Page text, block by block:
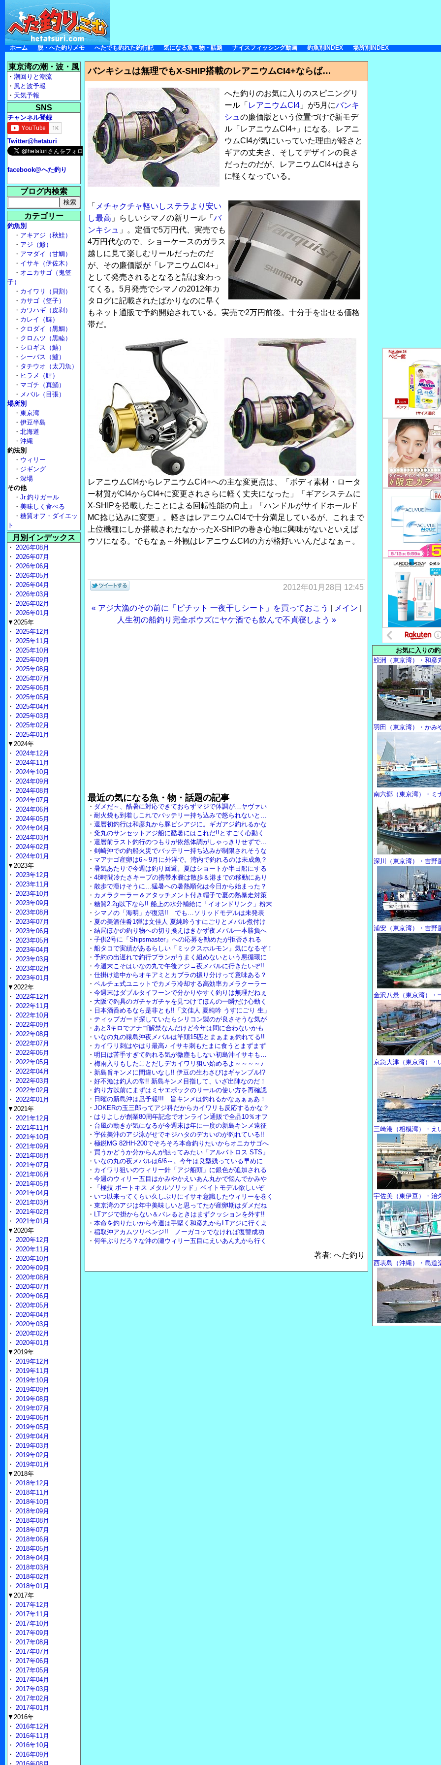
ホーム 脱・へた釣りメモ へたでも釣れた釣行記 気になる魚・物・話題 ナイスフィッシング動画 釣魚別INDEX 場所別INDEX
バンキシュは無理でもX-SHIP搭載のレアニウムCI4+ならば…
へた釣りのお気に入りのスピニングリ
ール「 レアニウムCI4 」が5月にバンキ
シュ の廉価版という位置づけで新モデ
ル「レアニウムCI4+」になる。レアニ
ウムCI4が気にいっていた理由が軽さと
ギアの丈夫さ、そしてデザインの良さ
だったのだが、レアニウムCI4+はさら
に軽くなっている。
「 メチャクチャ軽いしステラより安い
し最高 」らしいシマノの新リール「 バ
ンキシュ 」。定価で5万円代、実売でも
4万円代なので、ショーケースのガラス
越しに見て楽しむリールだったのだ
が、その廉価版が「レアニウムCI4+」
として発売されるとなると話は変わっ
てくる。5月発売でシマノの2012年カ
タログに記載されたばかりなのに早く
もネット通販で予約開始されている。実売で2万円前後。十分手を出せる価格
帯だ。
レアニウムCI4からレアニウムCi4+への主な変更点は、「ボディ素材・ロータ
ー材質がCI4からCI4+に変更されさらに軽く丈夫になった」「ギアシステムに
X-SHIPを搭載したことによる回転性能の向上」「ハンドルがサイドホールド
MC捻じ込みに変更」。軽さはレアニウムCI4で十分満足しているが、これまで
上位機種にしか搭載されたなかったX-SHIPの巻き心地に興味がないといえば
ウソになる。でもなぁ～外観はレアニウムCI4の方が格好いいんだよなぁ～。
2012年01月28日 12:45
« アジ大漁のその前に「ピチット 一夜干しシート」を買っておこう メイン
人生初の船釣り完全ボウズにヤケ酒でも飲んで不貞寝しよう »
最近の気になる魚・物・話題の記事
・ ダメだ～、酷暑に対応できておらずマジで体調が…ヤヴァい
・ 耐火袋も到着しこれでバッテリー持ち込みで怒られないと…
・ 還暦初釣行は和彦丸から豚ビシアジに。ギガアジ釣れるかな
・ 粂丸のサンセットアジ船に酷暑にはこれだ!!とすごく心動く
・ 還暦前ラスト釣行のつもりが依然体調がしゃっきりせずで…
・ 剣崎沖での釣船火災でバッテリー持ち込みが制限されそうな
・ マアナゴ産卵は6～9月に外洋で。湾内で釣れるのは未成魚？
・ 暑気あたりで今週は釣り回避。夏はショートか半日船にする
・ 48時間冷たさキープの携帯氷嚢は散歩＆港までの移動にあり
・ 散歩で溶けそうに…猛暑への暑熱順化は今日から始まった？
・ カメラクーラー＆アタッチメント付き帽子で夏の熱暴走対策
・ 糖質2.2g以下なら!! 船上の水分補給に「イオンドリンク」粉末
・ シマノの「海明」が復活!! でも…ソリッドモデルは未発表
・ 夏の美酒佳肴1弾は文佳人 夏純吟うすにごりとメバル煮付け
・ 結局ほかの釣り物への切り換えはきかず夜メバル一本勝負へ
・ 子供2号に「Shipsmaster」への応募を勧めたが拒否される
・ 船タコで実績があるらしい「ミックスホルモン」気になるぞ！
・ 予約の出遅れで釣行プランがうまく組めないという悪循環に
・ 今週末こそはいなの丸で午後アジ→夜メバルに行きたいぞ!!
・ 仕掛け途中からオキアミとカブラの振り分けって意味ある？
・ ペルチェ式ユニットでカメラ冷却する高効率カメラクーラー
・ 今週末はダブルタイフーンで分かりやすく釣りは無理だねぇ
・ 大阪で釣具のガチャガチャを見つけてほんの一瞬だけ心動く
・ 日本酒呑めるなら是非とも!!「文佳人 夏純吟 うすにごり 生」
・ ティップガード探していたらシリコン製のが良さそうな気が
・ あと3キロでアナゴ解禁なんだけど今年は間に合わないかも
・ いなの丸の猿島沖夜メバルは竿頭15匹とまぁまぁ釣れてる!!
・ カイワリ刺はやはり最高♪ イサキ刺もたまに食うとまずまず
・ 明日は苦手すぎて釣れる気が微塵もしない初島沖イサキも…
・ 梅雨入りもしたことだしデカイワリ狙い始めるよ～～～～♪
・ 新島旨キンメに間違いなし!! 伊豆の生わさびはギャンブル!?
・ 好不漁は釣人の常!! 新島キンメ目指して、いざ出陣なのだ！
・ 釣り方以前にまずはミヤエポックのリールの使い方を再確認
・ 日曜の新島沖は凪予報!!! 旨キンメは釣れるかなぁぁぁあ！
・ JOKERの玉三郎ってアジ科だからカイワリも反応するかな？
・ はりよしが創業80周年記念でオンライン通販で全品10％オフ
・ 台風の動きが気になるが今週末は年に一度の新島キンメ遠征
・ 宇佐美沖のアジ泳がせでキジハタのデカいのが釣れている!!
・ 極鋭MG 82HH-200でそろそろ本命釣りたいからオニカサゴへ
・ 買うかどうか分からんが触ってみたい「アルバトロス STS」
・ いなの丸の夜メバルは6/6～。今年は良型残っている早めに
・ カイワリ狙いのウィリー針「アジ船頭」に銀色が追加される
・ 今週のウィリー五目はかみやかえいあん丸かで悩んでかみや
・
「極技 ボートキス メタルソリッド」ベイトモデル欲しいぞ
・ いつ以来ってくらい久しぶりにイサキ意識したウィリーを巻く
・ 東京湾のアジは年中美味しいと思ってたが産卵期はダメだね
・ LTアジで掛からない＆バレるときはまずクッションを外す!!
・ 本命を釣りたいから今週は手堅く和彦丸からLTアジに行くよ
・ 稲取沖アカムツリベンジ!! ノーガコッでなければ復讐成功
・ 何年ぶりだろ？な沖の瀬ウィリー五目にえいあん丸から行く
著者: へた釣り
東京湾の潮・波・風
・ 潮回りと潮流
・ 風と波予報
・ 天気予報
SNS
チャンネル登録
Twitter@hetaturi
facebook@へた釣り
ブログ内検索
カテゴリー
釣魚別
・ アキアジ（秋鮭）
・ アジ（鯵）
・ アマダイ（甘鯛）
・ イサキ（伊佐木）
・ オニカサゴ（鬼笠
子）
・ カイワリ（貝割）
・ カサゴ（笠子）
・ カワハギ（皮剥）
・ カレイ（鰈）
・ クロダイ（黒鯛）
・ クロムツ（黒睦）
・ シロギス（鱚）
・ シーバス（鱸）
・ タチウオ（太刀魚）
・ ヒラメ（鮃）
・ マゴチ（真鯒）
・ メバル（目張）
場所別
・ 東京湾
・ 伊豆半島
・ 北海道
・ 沖縄
釣法別
・ ウィリー
・ ジギング
・ 深場
その他
・ Jr.釣りガール
・ 美味しく食べる
・ 糖質オフ・ダイエッ
ト
月別インデックス
・ 2026年08月
・ 2026年07月
・ 2026年06月
・ 2026年05月
・ 2026年04月
・ 2026年03月
・ 2026年02月
・ 2026年01月
▼2025年
・ 2025年12月
・ 2025年11月
・ 2025年10月
・ 2025年09月
・ 2025年08月
・ 2025年07月
・ 2025年06月
・ 2025年05月
・ 2025年04月
・ 2025年03月
・ 2025年02月
・ 2025年01月
▼2024年
・ 2024年12月
・ 2024年11月
・ 2024年10月
・ 2024年09月
・ 2024年08月
・ 2024年07月
・ 2024年06月
・ 2024年05月
・ 2024年04月
・ 2024年03月
・ 2024年02月
・ 2024年01月
▼2023年
・ 2023年12月
・ 2023年11月
・ 2023年10月
・ 2023年09月
・ 2023年08月
・ 2023年07月
・ 2023年06月
・ 2023年05月
・ 2023年04月
・ 2023年03月
・ 2023年02月
・ 2023年01月
▼2022年
・ 2022年12月
・ 2022年11月
・ 2022年10月
・ 2022年09月
・ 2022年08月
・ 2022年07月
・ 2022年06月
・ 2022年05月
・ 2022年04月
・ 2022年03月
・ 2022年02月
・ 2022年01月
▼2021年
・ 2021年12月
・ 2021年11月
・ 2021年10月
・ 2021年09月
・ 2021年08月
・ 2021年07月
・ 2021年06月
・ 2021年05月
・ 2021年04月
・ 2021年03月
・ 2021年02月
・ 2021年01月
▼2020年
・ 2020年12月
・ 2020年11月
・ 2020年10月
・ 2020年09月
・ 2020年08月
・ 2020年07月
・ 2020年06月
・ 2020年05月
・ 2020年04月
・ 2020年03月
・ 2020年02月
・ 2020年01月
▼2019年
・ 2019年12月
・ 2019年11月
・ 2019年10月
・ 2019年09月
・ 2019年08月
・ 2019年07月
・ 2019年06月
・ 2019年05月
・ 2019年04月
・ 2019年03月
・ 2019年02月
・ 2019年01月
▼2018年
・ 2018年12月
・ 2018年11月
・ 2018年10月
・ 2018年09月
・ 2018年08月
・ 2018年07月
・ 2018年06月
・ 2018年05月
・ 2018年04月
・ 2018年03月
・ 2018年02月
・ 2018年01月
▼2017年
・ 2017年12月
・ 2017年11月
・ 2017年10月
・ 2017年09月
・ 2017年08月
・ 2017年07月
・ 2017年06月
・ 2017年05月
・ 2017年04月
・ 2017年03月
・ 2017年02月
・ 2017年01月
▼2016年
・ 2016年12月
・ 2016年11月
・ 2016年10月
・ 2016年09月
お気に入りの
鮫洲（東京湾）・和彦
羽田（東京湾）・かみ
南六郷（東京湾）・ミ
深川（東京湾）・吉野
浦安（東京湾）・吉野
金沢八景（東京湾）・
京急大津（東京湾）・
三崎港（相模湾）・え
宇佐美（東伊豆）・治
西表島（沖縄）・島道